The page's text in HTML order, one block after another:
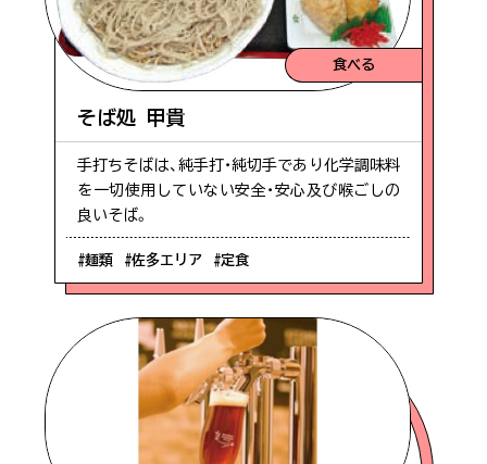
食べる
そば処 甲貴
手打ちそばは、純手打・純切手であり化学調味料
を一切使用していない安全・安心及び喉ごしの
良いそば。
#麺類 #佐多エリア #定食